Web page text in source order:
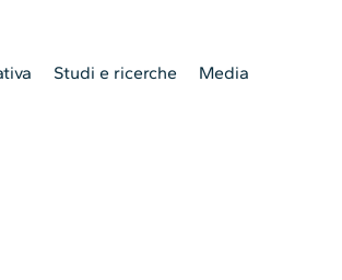
Studi e ricerche Media